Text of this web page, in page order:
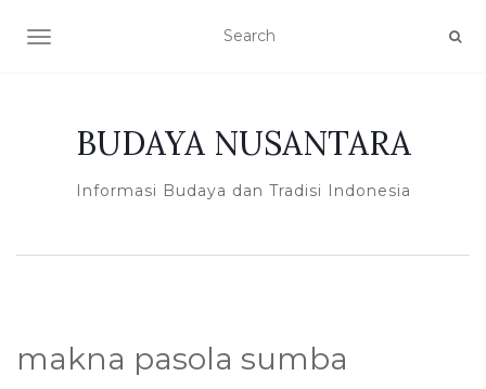
TOGGLE NAVIGATION
BUDAYA NUSANTARA
Informasi Budaya dan Tradisi Indonesia
makna pasola sumba